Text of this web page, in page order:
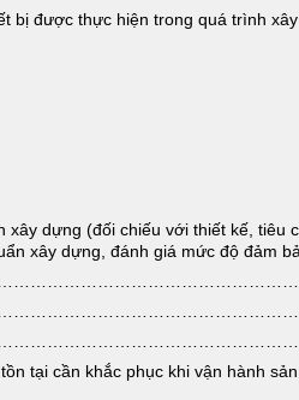
bị được thực hiện trong quá trình
dựng (đối chiếu với thiết kế, tiêu
xây dựng, đánh giá mức độ đảm
tại cần khắc phục khi vận hành